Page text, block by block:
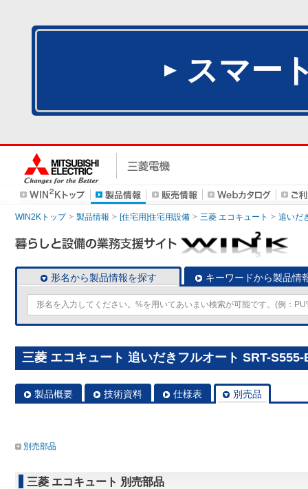
スマー
WIN2Kトップ 製品情報 [住宅用]住宅用設備 三菱 エコキュート 追いだ
形名から製品情報を探す キーワードから製品情
三菱 エコキュート 追いだきフルオート SRT-S555-
製品概要 技術資料 仕様表 別売品
別売部品
三菱 エコキュート 別売部品